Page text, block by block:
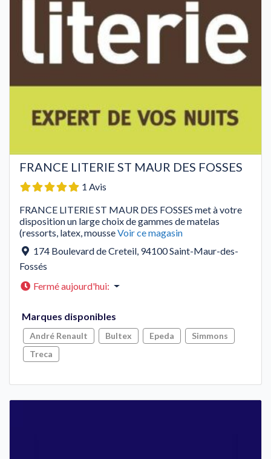
FRANCE LITERIE ST MAUR DES FOSSES
1 Avis
FRANCE LITERIE ST MAUR DES FOSSES met à votre
disposition un large choix de gammes de matelas
(ressorts, latex, mousseVoir ce magasin
174 Boulevard de Creteil, 94100Saint-Maur-des-
Fossés
Fermé aujourd'hui:
Marques disponibles
André Renault Bultex Epeda
Simmons
Treca